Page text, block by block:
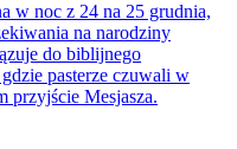
w noc z 24 na 25 grudnia,
na narodziny
do biblijnego
pasterze czuwali w
przyjście Mesjasza.